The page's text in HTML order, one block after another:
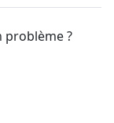
problème ?